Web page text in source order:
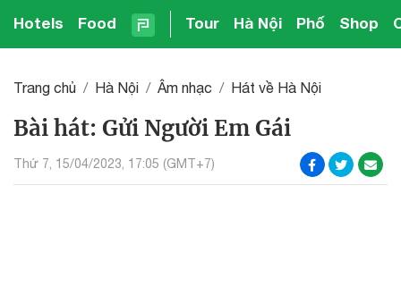
Hotels Food Tour Hà Nội Phố Shop
Trang chủ Hà Nội Âm nhạc Hát về Hà Nội
Bài hát: Gửi Người Em Gái
Thứ 7, 15/04/2023, 17:05 (GMT+7)